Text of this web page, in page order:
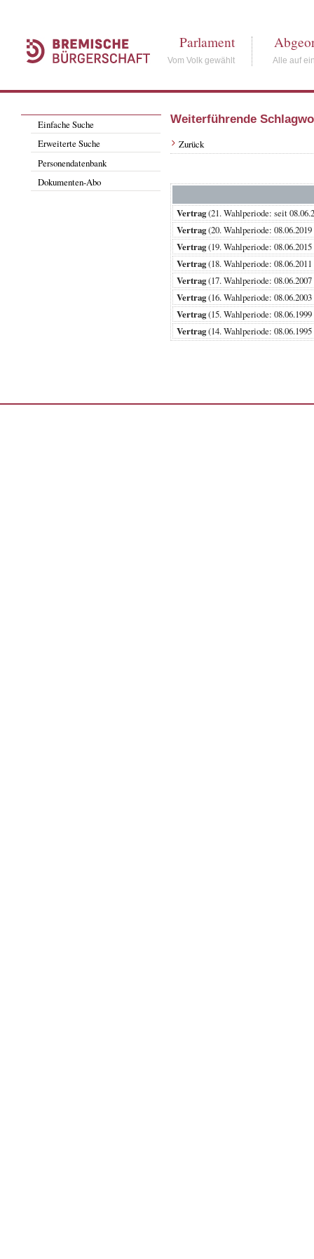
Parlament
Vom Volk gewählt Alle auf
Einfache Suche
Erweiterte Suche
Personendatenbank
Dokumenten-Abo
Weiterführende
Zurück
Vertrag(21. Wahlperiode: seit
Vertrag(20. Wahlperiode:
Vertrag(19. Wahlperiode:
Vertrag(18. Wahlperiode:
Vertrag(17. Wahlperiode:
Vertrag(16. Wahlperiode:
Vertrag(15. Wahlperiode:
Vertrag(14. Wahlperiode: